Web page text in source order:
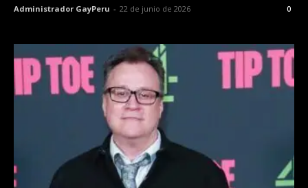
Administrador GayPeru - 22 de junio de 2026 0